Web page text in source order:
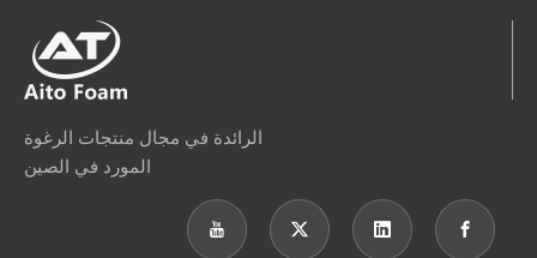
الرائدة في مجال منتجات الرغوة
المورد في الصين